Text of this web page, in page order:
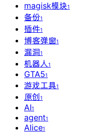
magisk模块1
备份1
插件1
博客弹窗1
漏洞1
机器人1
GTA51
游戏工具1
原创 1
AI1
agent1
Alice1